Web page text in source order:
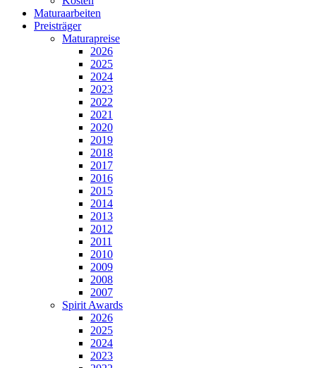
Maturaarbeiten
Preisträger
Maturapreise
2026
2025
2024
2023
2022
2021
2020
2019
2018
2017
2016
2015
2014
2013
2012
2011
2010
2009
2008
2007
Spirit Awards
2026
2025
2024
2023